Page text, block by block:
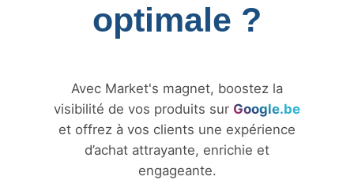
optimale ?
Avec Market's magnet, boostez la
visibilité de vos produits sur Google.be
et offrez à vos clients une expérience
d’achat attrayante, enrichie et
engageante.